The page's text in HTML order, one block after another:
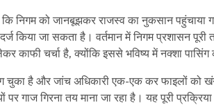
निगम को जानबूझकर राजस्व का नुकसान पहुंचाया
किया जा सकता है। वर्तमान में निगम प्रशासन
काफी चर्चा है, क्योंकि इससे भविष्य में नक्शा पासिंग
चुका है और जांच अधिकारी एक-एक कर फाइलों को
गाज गिरना तय माना जा रहा है। यह पूरी